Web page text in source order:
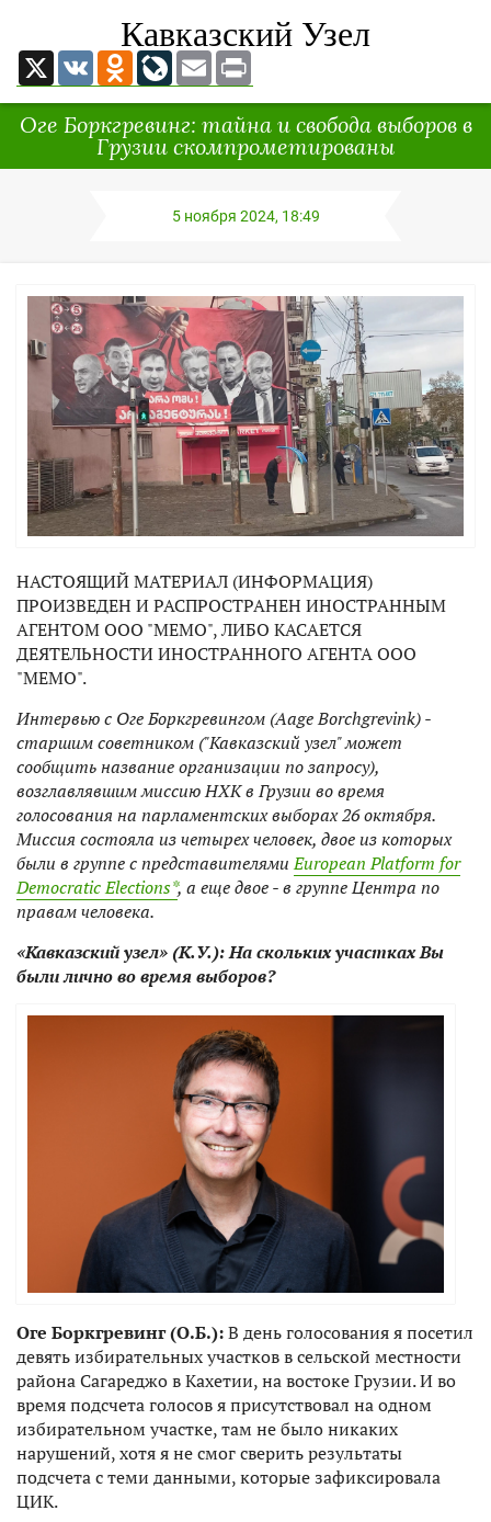
Кавказский Узел
X VK Odnoklassniki
LiveJournal
Email
Оге Боркгревинг: тайна и свобода выборов в
Грузии скомпрометированы
5 ноября 2024, 18:49
НАСТОЯЩИЙ МАТЕРИАЛ (ИНФОРМАЦИЯ)
ПРОИЗВЕДЕН И РАСПРОСТРАНЕН ИНОСТРАННЫМ
АГЕНТОМ ООО "МЕМО", ЛИБО КАСАЕТСЯ
ДЕЯТЕЛЬНОСТИ ИНОСТРАННОГО АГЕНТА ООО
"МЕМО".
Интервью с Оге Боркгревингом (Aage Borchgrevink) -
старшим советником ("Кавказский узел" может
сообщить название организации по запросу),
возглавлявшим миссию НХК в Грузии во время
голосования на парламентских выборах 26 октября.
Миссия состояла из четырех человек, двое из которых
были в группе с представителямиEuropean Platform for
Democratic Elections*, а еще двое - в группе Центра по
правам человека.
«Кавказский узел» (К.У.):На скольких участках Вы
были лично во время выборов?
Оге Боркгревинг (О.Б.):В день голосования я посетил
девять избирательных участков в сельской местности
района Сагареджо в Кахетии, на востоке Грузии. И во
время подсчета голосов я присутствовал на одном
избирательном участке, там не было никаких
нарушений, хотя я не смог сверить результаты
подсчета с теми данными, которые зафиксировала
ЦИК.